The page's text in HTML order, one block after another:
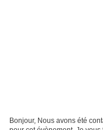
Bonjour, Nous avons été